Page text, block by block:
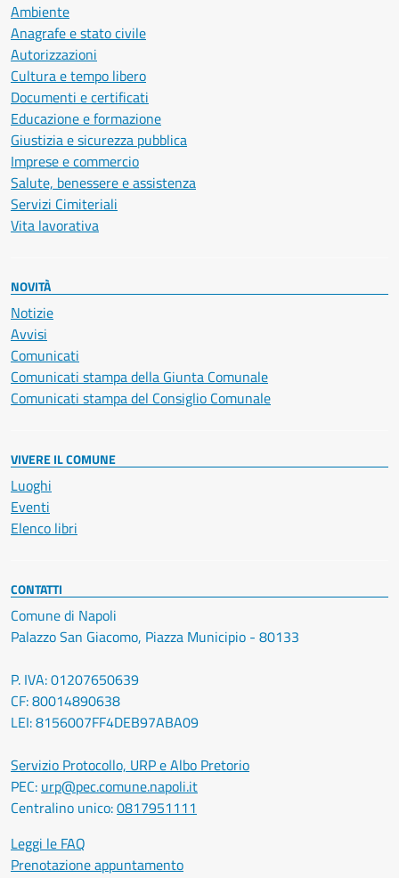
Ambiente
Anagrafe e stato civile
Autorizzazioni
Cultura e tempo libero
Documenti e certificati
Educazione e formazione
Giustizia e sicurezza pubblica
Imprese e commercio
Salute, benessere e assistenza
Servizi Cimiteriali
Vita lavorativa
NOVITÀ
Notizie
Avvisi
Comunicati
Comunicati stampa della Giunta Comunale
Comunicati stampa del Consiglio Comunale
VIVERE IL COMUNE
Luoghi
Eventi
Elenco libri
CONTATTI
Comune di Napoli
Palazzo San Giacomo, Piazza Municipio - 80133
P. IVA: 01207650639
CF: 80014890638
LEI: 8156007FF4DEB97ABA09
Servizio Protocollo, URP e Albo Pretorio
PEC: urp@pec.comune.napoli.it
Centralino unico:0817951111
Leggi le FAQ
Prenotazione appuntamento